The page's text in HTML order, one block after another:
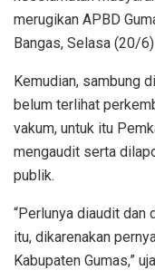
merugikan APBD
Bangas, Selasa (20/
Kemudian, sambung
belum terlihat
vakum, untuk itu
mengaudit serta
publik.
“Perlunya diaudit dan
itu, dikarenakan
Kabupaten Gumas,”